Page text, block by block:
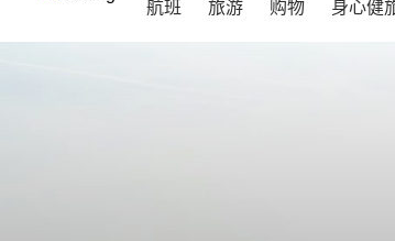
航班 旅游 购物 身心健